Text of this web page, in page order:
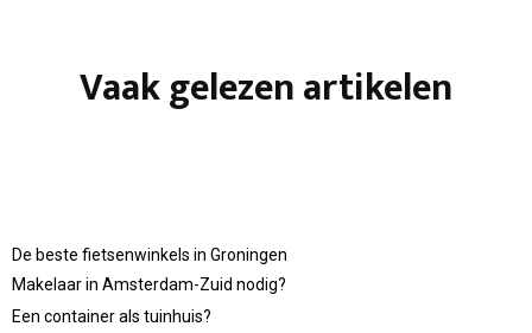
Vaak gelezen artikelen
De beste fietsenwinkels in Groningen
Makelaar in Amsterdam-Zuid nodig?
Een container als tuinhuis?